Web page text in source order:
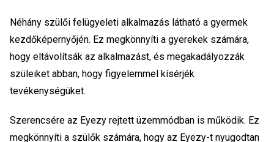
Néhány szülői felügyeleti alkalmazás látható a gyermek
kezdőképernyőjén. Ez megkönnyíti a gyerekek számára,
hogy eltávolítsák az alkalmazást, és megakadályozzák
szüleiket abban, hogy figyelemmel kísérjék
tevékenységüket.
Szerencsére az Eyezy rejtett üzemmódban is működik. Ez
megkönnyíti a szülők számára, hogy az Eyezy-t nyugodtan